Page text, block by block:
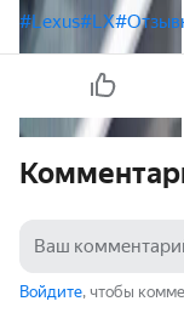
#Lexus#LX
Войдите, чтобы